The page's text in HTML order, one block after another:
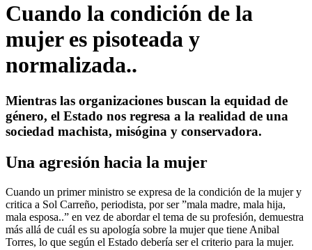
Cuando la condición de la
mujer es pisoteada y
normalizada..
Mientras las organizaciones buscan la equidad de
género, el Estado nos regresa a la realidad de una
sociedad machista, misógina y conservadora.
Una agresión hacia la mujer
Cuando un primer ministro se expresa de la condición de la mujer y
critica a Sol Carreño, periodista, por ser ”mala madre, mala hija,
mala esposa..” en vez de abordar el tema de su profesión, demuestra
más allá de cuál es su apología sobre la mujer que tiene Anibal
Torres, lo que según el Estado debería ser el criterio para la mujer.